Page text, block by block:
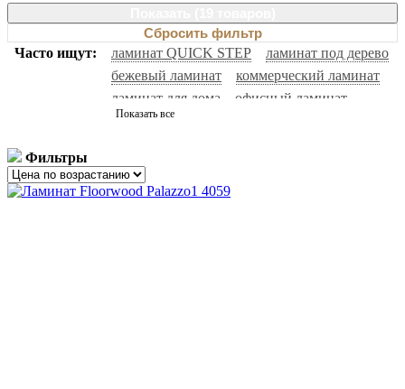
Сбросить фильтр
Часто ищут:
ламинат QUICK STEP
ламинат под дерево
бежевый ламинат
коммерческий ламинат
ламинат для дома
офисный ламинат
водостойкий ламинат
ламинат для гостиниц
Показать все
Фильтры